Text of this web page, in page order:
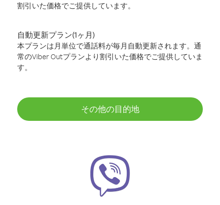
割引いた価格でご提供しています。
自動更新プラン(1ヶ月)
本プランは月単位で通話料が毎月自動更新されます。通
常のViber Outプランより割引いた価格でご提供していま
す。
その他の目的地